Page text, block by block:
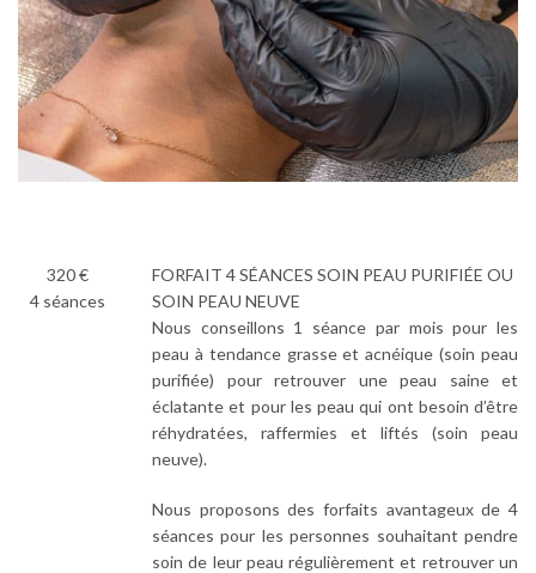
320 €
4 séances
FORFAIT 4 SÉANCES SOIN PEAU PURIFIÉE OU
SOIN PEAU NEUVE
Nous conseillons 1 séance par mois pour les
peau à tendance grasse et acnéique (soin peau
purifiée) pour retrouver une peau saine et
éclatante et pour les peau qui ont besoin d’être
réhydratées, raffermies et liftés (soin peau
neuve).
Nous proposons des forfaits avantageux de 4
séances pour les personnes souhaitant pendre
soin de leur peau régulièrement et retrouver un